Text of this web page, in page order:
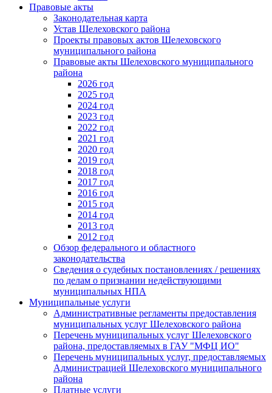
Правовые акты
Законодательная карта
Устав Шелеховского района
Проекты правовых актов Шелеховского
муниципального района
Правовые акты Шелеховского муниципального
района
2026 год
2025 год
2024 год
2023 год
2022 год
2021 год
2020 год
2019 год
2018 год
2017 год
2016 год
2015 год
2014 год
2013 год
2012 год
Обзор федерального и областного
законодательства
Сведения о судебных постановлениях / решениях
по делам о признании недействующими
муниципальных НПА
Муниципальные услуги
Административные регламенты предоставления
муниципальных услуг Шелеховского района
Перечень муниципальных услуг Шелеховского
района, предоставляемых в ГАУ "МФЦ ИО"
Перечень муниципальных услуг, предоставляемых
Администрацией Шелеховского муниципального
района
Платные услуги